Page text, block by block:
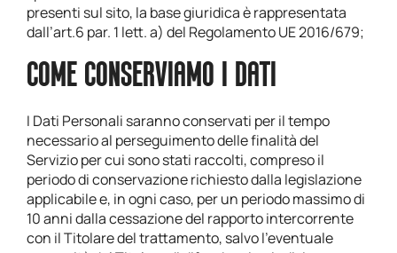
presenti sul sito, la base giuridica è rappresentata
dall’art.6 par. 1 lett. a) del Regolamento UE 2016/679;
COME CONSERVIAMO I DATI
I Dati Personali saranno conservati per il tempo
necessario al perseguimento delle finalità del
Servizio per cui sono stati raccolti, compreso il
periodo di conservazione richiesto dalla legislazione
applicabile e, in ogni caso, per un periodo massimo di
10 anni dalla cessazione del rapporto intercorrente
con il Titolare del trattamento, salvo l’eventuale